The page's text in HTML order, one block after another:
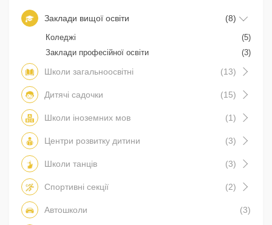
Заклади вищої освіти (8)
Коледжі
(5)
Заклади професійної освіти
(3)
Школи загальноосвітні (13)
Дитячі садочки (15)
Школи іноземних мов (1)
Центри розвитку дитини (3)
Школи танців (3)
Спортивні секції (2)
Автошколи (3)